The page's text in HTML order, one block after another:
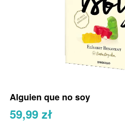
Alguien que no soy
59,99 zł